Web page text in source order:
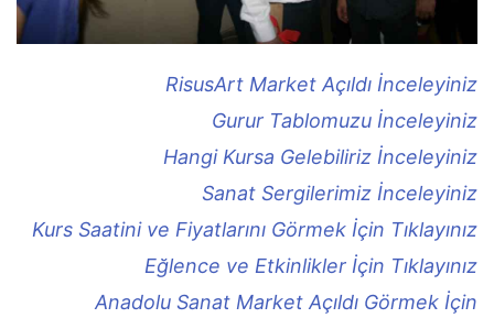
RisusArt Market Açıldı İnceleyiniz
Gurur Tablomuzu İnceleyiniz
Hangi Kursa Gelebiliriz İnceleyiniz
Sanat Sergilerimiz İnceleyiniz
Kurs Saatini ve Fiyatlarını Görmek İçin Tıklayınız
Eğlence ve Etkinlikler İçin Tıklayınız
Anadolu Sanat Market Açıldı Görmek İçin